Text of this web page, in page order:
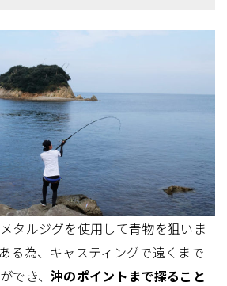
タルジグを使用して青物を狙いま
る為、キャスティングで遠くまで
でき、沖のポイントまで探ること